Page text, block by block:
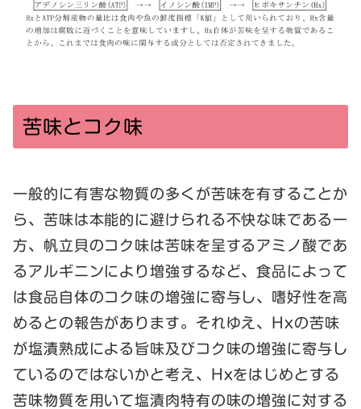
苦味とコク味
一般的に有害な物質の多くが苦味を有することか
ら、苦味は本能的に避けられる不快な味である一
方、帆立貝のコク味は苦味を呈するアミノ酸であ
るアルギニンにより増強するなど、食品によって
は食品自体のコク味の増強に寄与し、嗜好性を高
めるとの報告があります。それゆえ、Hxの苦味
が塩漬熟成による旨味及びコク味の増強に寄与し
ているのではないかと考え、Hxをはじめとする
苦味物質を用いて塩漬肉特有の味の増強に対する